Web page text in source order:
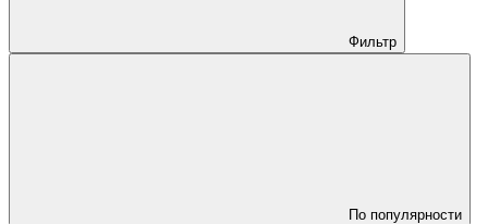
Фильтр
По популярности